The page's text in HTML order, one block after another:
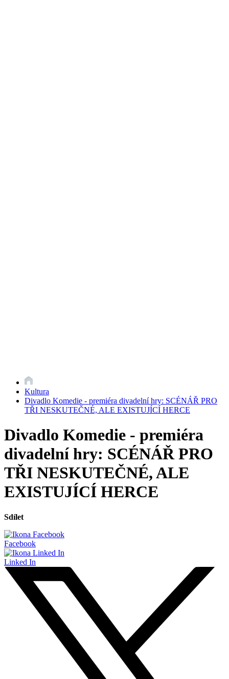
Kultura
Divadlo Komedie - premiéra divadelní hry: SCÉNÁŘ PRO
TŘI NESKUTEČNÉ, ALE EXISTUJÍCÍ HERCE
Divadlo Komedie - premiéra
divadelní hry: SCÉNÁŘ PRO
TŘI NESKUTEČNÉ, ALE
EXISTUJÍCÍ HERCE
Sdílet
Facebook
Linked In